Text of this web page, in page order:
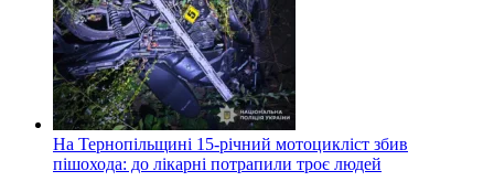
На Тернопільщині 15-річний мотоцикліст збив
пішохода: до лікарні потрапили троє людей